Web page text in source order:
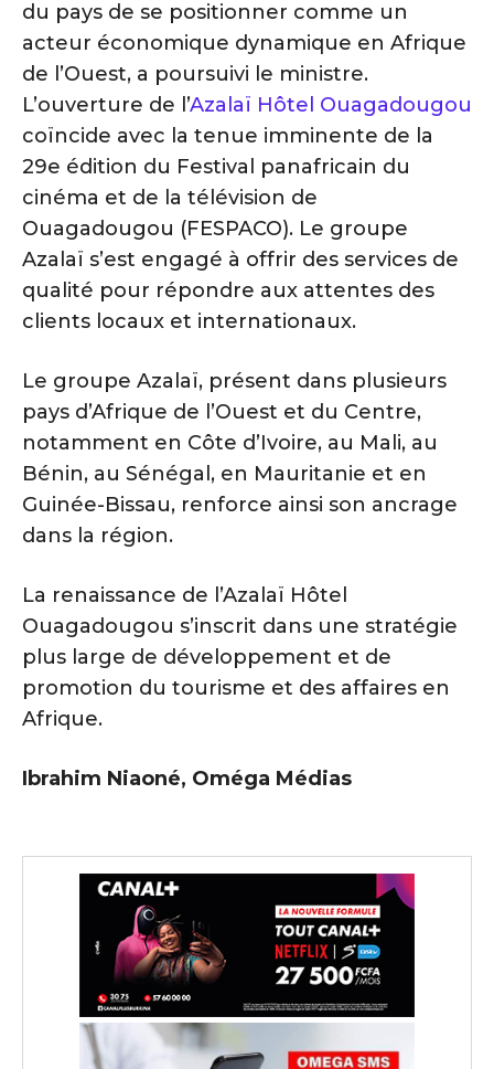
du pays de se positionner comme un
acteur économique dynamique en Afrique
de l’Ouest, a poursuivi le ministre.
L’ouverture de l’Azalaï Hôtel Ouagadougou
coïncide avec la tenue imminente de la
29e édition du Festival panafricain du
cinéma et de la télévision de
Ouagadougou (FESPACO). Le groupe
Azalaï s’est engagé à offrir des services de
qualité pour répondre aux attentes des
clients locaux et internationaux.
Le groupe Azalaï, présent dans plusieurs
pays d’Afrique de l’Ouest et du Centre,
notamment en Côte d’Ivoire, au Mali, au
Bénin, au Sénégal, en Mauritanie et en
Guinée-Bissau, renforce ainsi son ancrage
dans la région.
La renaissance de l’Azalaï Hôtel
Ouagadougou s’inscrit dans une stratégie
plus large de développement et de
promotion du tourisme et des affaires en
Afrique.
Ibrahim Niaoné, Oméga Médias